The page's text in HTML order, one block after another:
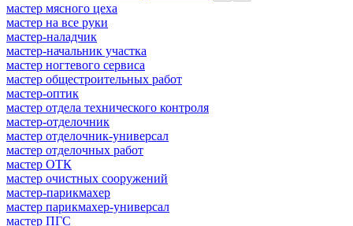
мастер мясного цеха
мастер на все руки
мастер-наладчик
мастер-начальник участка
мастер ногтевого сервиса
мастер общестроительных работ
мастер-оптик
мастер отдела технического контроля
мастер-отделочник
мастер отделочник-универсал
мастер отделочных работ
мастер ОТК
мастер очистных сооружений
мастер-парикмахер
мастер парикмахер-универсал
мастер ПГС